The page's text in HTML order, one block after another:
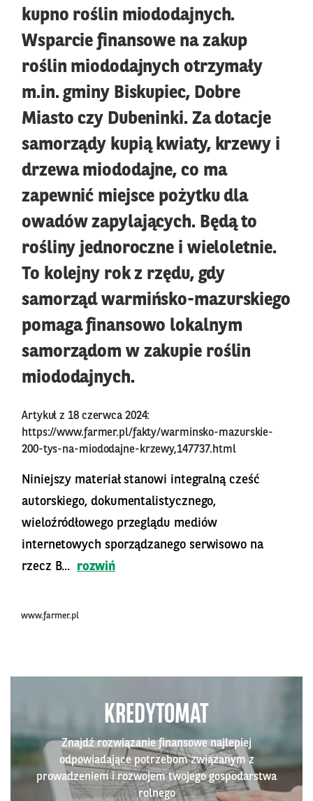
kupno roślin miododajnych.
Wsparcie finansowe na zakup
roślin miododajnych otrzymały
m.in. gminy Biskupiec, Dobre
Miasto czy Dubeninki. Za dotacje
samorządy kupią kwiaty, krzewy i
drzewa miododajne, co ma
zapewnić miejsce pożytku dla
owadów zapylających. Będą to
rośliny jednoroczne i wieloletnie.
To kolejny rok z rzędu, gdy
samorząd warmińsko-mazurskiego
pomaga finansowo lokalnym
samorządom w zakupie roślin
miododajnych.
Artykuł z 18 czerwca 2024:
https://www.farmer.pl/fakty/warminsko-mazurskie-
200-tys-na-miododajne-krzewy,147737.html
Niniejszy materiał stanowi integralną cześć
autorskiego, dokumentalistycznego,
wieloźródłowego przeglądu mediów
internetowych sporządzanego serwisowo na
rzecz B...
rozwiń
www.farmer.pl
KREDYTOMAT
Znajdź rozwiązanie finansowe najlepiej
odpowiadające potrzebom związanym z
prowadzeniem i rozwojem twojego gospodarstwa
rolnego